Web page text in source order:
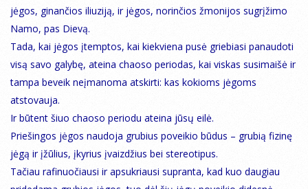
jėgos, ginančios iliuziją, ir jėgos, norinčios žmonijos sugrįžimo
Namo, pas Dievą.
Tada, kai jėgos įtemptos, kai kiekviena pusė griebiasi panaudoti
visą savo galybę, ateina chaoso periodas, kai viskas susimaišė ir
tampa beveik neįmanoma atskirti: kas kokioms jėgoms
atstovauja.
Ir būtent šiuo chaoso periodu ateina jūsų eilė.
Priešingos jėgos naudoja grubius poveikio būdus – grubią fizinę
jėgą ir įžūlius, įkyrius įvaizdžius bei stereotipus.
Tačiau rafinuočiausi ir apsukriausi supranta, kad kuo daugiau